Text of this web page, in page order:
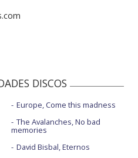
DISCOS
Europe, Come this madness
The Avalanches, No bad
memories
David Bisbal, Eternos